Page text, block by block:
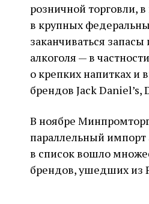
розничной торговли,
в крупных
заканчиваться запасы
алкоголя — в
о крепких напитках и
брендов Jack Daniel’s,
В ноябре
параллельный импорт
в список вошло
брендов, ушедших из